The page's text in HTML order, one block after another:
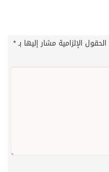
الحقول الإلزامية مشار إليها بـ*